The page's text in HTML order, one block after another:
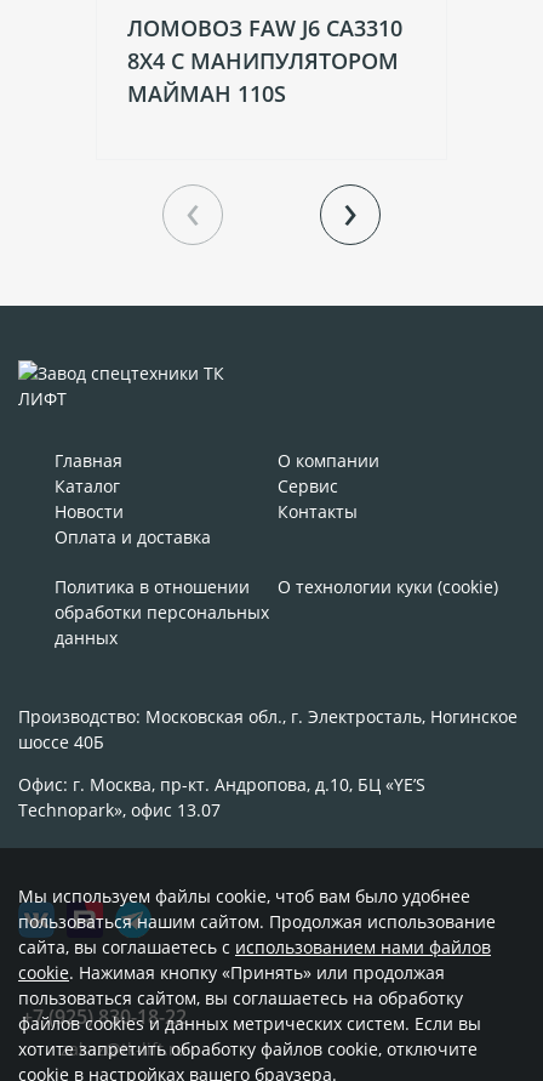
ЛОМОВОЗ FAW J6 CA3310
8Х4 С МАНИПУЛЯТОРОМ
МАЙМАН 110S
‹ ›
Главная
О компании
Каталог
Сервис
Новости
Контакты
Оплата и доставка
Политика в отношении
обработки персональных
данных
О технологии куки (cookie)
Производство: Московская обл., г. Электросталь, Ногинское
шоссе 40Б
Офис: г. Москва, пр-кт. Андропова, д.10, БЦ «YE’S
Technopark», офис 13.07
+7 (925) 830-18-22
zakaz@tk-lift.ru
Мы используем файлы cookie, чтоб вам было удобнее
пользоваться нашим сайтом. Продолжая использование
сайта, вы соглашаетесь с использованием нами файлов
cookie. Нажимая кнопку «Принять» или продолжая
пользоваться сайтом, вы соглашаетесь на обработку
файлов cookies и данных метрических систем. Если вы
хотите запретить обработку файлов cookie, отключите
cookie в настройках вашего браузера.